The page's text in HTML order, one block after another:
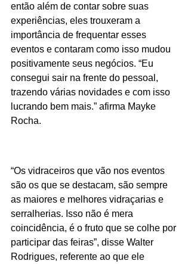
então além de contar sobre suas
experiências, eles trouxeram a
importância de frequentar esses
eventos e contaram como isso mudou
positivamente seus negócios. “Eu
consegui sair na frente do pessoal,
trazendo várias novidades e com isso
lucrando bem mais.” afirma Mayke
Rocha.
“Os vidraceiros que vão nos eventos
são os que se destacam, são sempre
as maiores e melhores vidraçarias e
serralherias. Isso não é mera
coincidência, é o fruto que se colhe por
participar das feiras”, disse Walter
Rodrigues, referente ao que ele